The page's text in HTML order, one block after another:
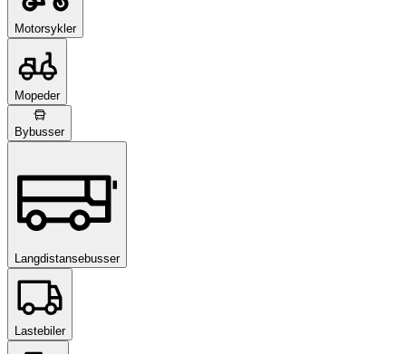
Motorsykler
Mopeder
Bybusser
Langdistansebusser
Lastebiler